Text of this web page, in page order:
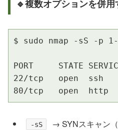
🔹複数オプションを併
$ sudo nmap -sS -p
PORT     STATE
22/tcp   open  ssh
80/tcp   open  http
-sS
→ SYNスキャン